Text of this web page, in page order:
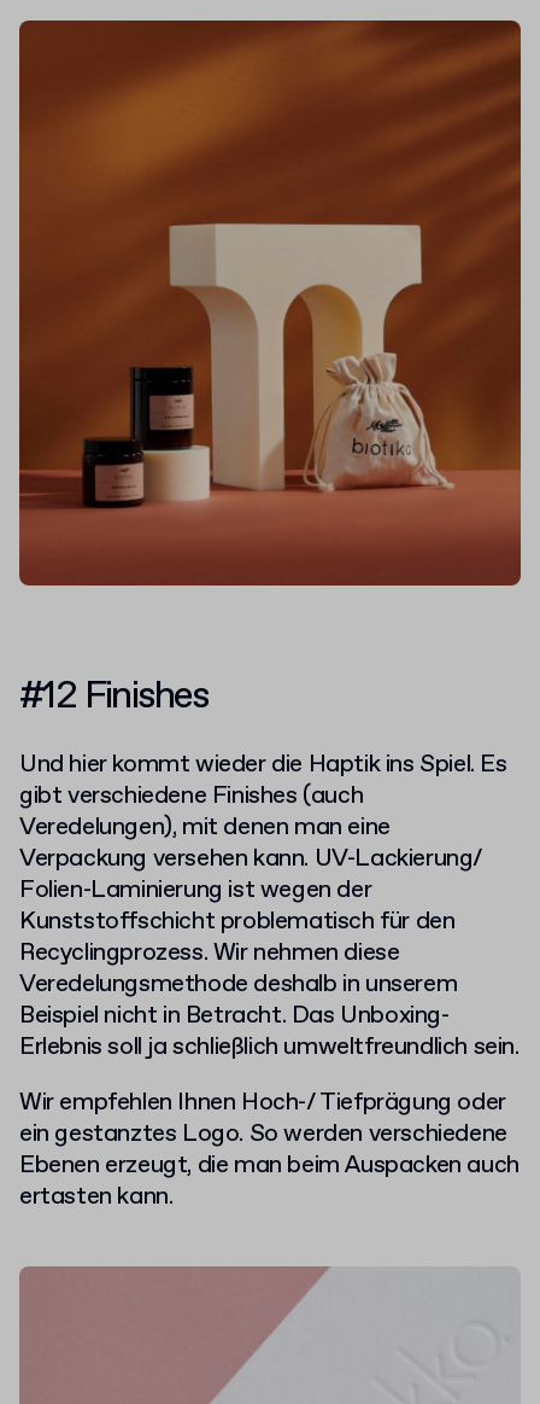
#12 Finishes
Und hier kommt wieder die Haptik ins Spiel. Es
gibt verschiedene Finishes (auch
Veredelungen), mit denen man eine
Verpackung versehen kann. UV-Lackierung/
Folien-Laminierung ist wegen der
Kunststoffschicht problematisch für den
Recyclingprozess. Wir nehmen diese
Veredelungsmethode deshalb in unserem
Beispiel nicht in Betracht. Das Unboxing-
Erlebnis soll ja schließlich umweltfreundlich sein.
Wir empfehlen Ihnen Hoch-/ Tiefprägung oder
ein gestanztes Logo. So werden verschiedene
Ebenen erzeugt, die man beim Auspacken auch
ertasten kann.